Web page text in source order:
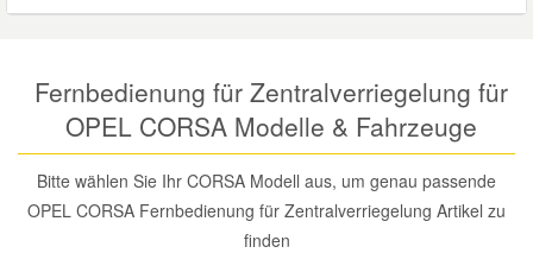
Fernbedienung für Zentralverriegelung für
OPEL CORSA Modelle & Fahrzeuge
Bitte wählen Sie Ihr CORSA Modell aus, um genau passende
OPEL CORSA Fernbedienung für Zentralverriegelung Artikel zu
finden
Scheibenreinigung
Zündanlage und Glühanlage
Winter-Autozubehör
Dodge Ersatzteile
Honda Ersatzteile